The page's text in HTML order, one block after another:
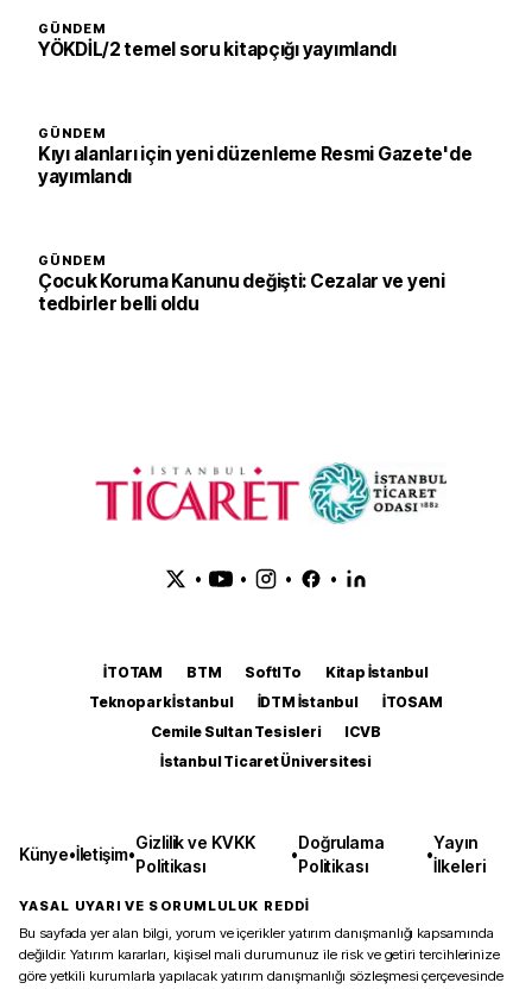
GÜNDEM
YÖKDİL/2 temel soru kitapçığı yayımlandı
GÜNDEM
Kıyı alanları için yeni düzenleme Resmi Gazete'de
yayımlandı
GÜNDEM
Çocuk Koruma Kanunu değişti: Cezalar ve yeni
tedbirler belli oldu
• • • •
İTOTAM BTM SoftITo
Kitap İstanbul
Teknopark İstanbul
İDTM İstanbul
İTOSAM
Cemile Sultan Tesisleri
ICVB
İstanbul Ticaret Üniversitesi
Künye•İletişim•
Gizlilik ve KVKK
Politikası
•
Doğrulama
Politikası
•
Yayın
İlkeleri
YASAL UYARI VE SORUMLULUK REDDİ
Bu sayfada yer alan bilgi, yorum ve içerikler yatırım danışmanlığı kapsamında
değildir. Yatırım kararları, kişisel mali durumunuz ile risk ve getiri tercihlerinize
göre yetkili kurumlarla yapılacak yatırım danışmanlığı sözleşmesi çerçevesinde